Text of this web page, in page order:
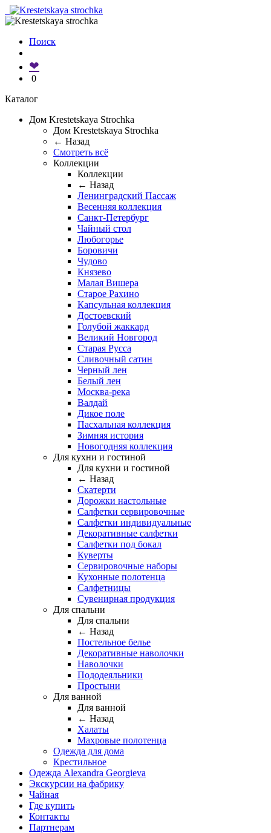
Поиск
❤
0
Каталог
Дом Krestetskaya Strochka
Дом Krestetskaya Strochka
← Назад
Смотреть всё
Коллекции
Коллекции
← Назад
Ленинградский Пассаж
Весенняя коллекция
Санкт-Петербург
Чайный стол
Любогорье
Боровичи
Чудово
Князево
Малая Вишера
Старое Рахино
Капсульная коллекция
Достоевский
Голубой жаккард
Великий Новгород
Старая Русса
Сливочный сатин
Черный лен
Белый лен
Москва-река
Валдай
Дикое поле
Пасхальная коллекция
Зимняя история
Новогодняя коллекция
Для кухни и гостиной
Для кухни и гостиной
← Назад
Скатерти
Дорожки настольные
Салфетки сервировочные
Салфетки индивидуальные
Декоративные салфетки
Салфетки под бокал
Куверты
Сервировочные наборы
Кухонные полотенца
Салфетницы
Сувенирная продукция
Для спальни
Для спальни
← Назад
Постельное белье
Декоративные наволочки
Наволочки
Пододеяльники
Простыни
Для ванной
Для ванной
← Назад
Халаты
Махровые полотенца
Одежда для дома
Крестильное
Одежда Alexandra Georgieva
Экскурсии на фабрику
Чайная
Где купить
Контакты
Партнерам